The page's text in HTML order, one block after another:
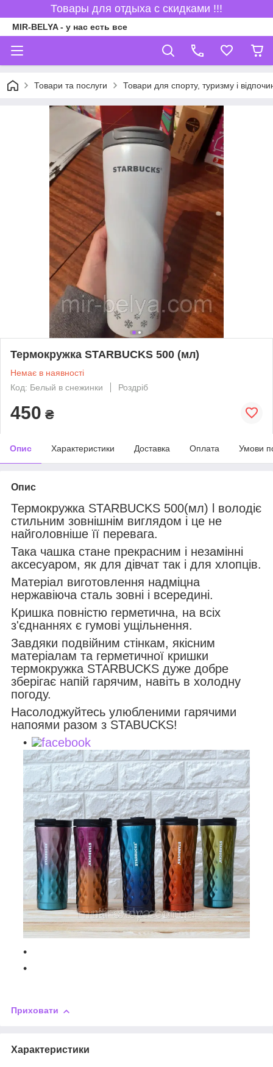
Товары для отдыха с скидками !!!
MIR-BELYA - у нас есть все
Товари та послуги Товари для спорту, туризму і
Термокружка STARBUCKS 500 (мл)
Немає в наявності
Код: Белый в снежинки
Роздріб
450 ₴
Опис Характеристики Доставка Оплата Умови
Опис
Термокружка STARBUCKS 500(мл) l володіє
стильним зовнішнім виглядом і це не
найголовніше її перевага.
Така чашка стане прекрасним і незамінні
аксесуаром, як для дівчат так і для хлопців.
Матеріал виготовлення надміцна
нержавіюча сталь зовні і всередині.
Кришка повністю герметична, на всіх
з'єднаннях є гумові ущільнення.
Завдяки подвійним стінкам, якісним
матеріалам та герметичної кришки
термокружка STARBUCKS дуже добре
зберігає напій гарячим, навіть в холодну
погоду.
Насолоджуйтесь улюбленими гарячими
напоями разом з STABUCKS!
Приховати
Характеристики